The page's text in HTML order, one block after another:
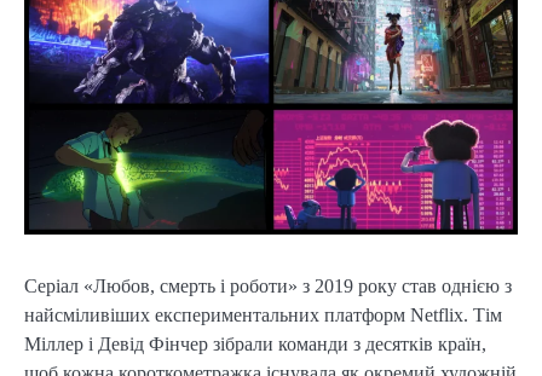
Серіал «Любов, смерть і роботи» з 2019 року став однією з
найсміливіших експериментальних платформ Netflix. Тім
Міллер і Девід Фінчер зібрали команди з десятків країн,